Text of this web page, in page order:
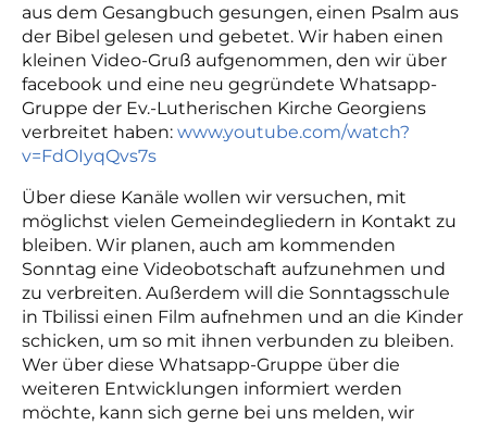
aus dem Gesangbuch gesungen, einen Psalm aus
der Bibel gelesen und gebetet. Wir haben einen
kleinen Video-Gruß aufgenommen, den wir über
facebook und eine neu gegründete Whatsapp-
Gruppe der Ev.-Lutherischen Kirche Georgiens
verbreitet haben: www.youtube.com/watch?
v=FdOIyqQvs7s
Über diese Kanäle wollen wir versuchen, mit
möglichst vielen Gemeindegliedern in Kontakt zu
bleiben. Wir planen, auch am kommenden
Sonntag eine Videobotschaft aufzunehmen und
zu verbreiten. Außerdem will die Sonntagsschule
in Tbilissi einen Film aufnehmen und an die Kinder
schicken, um so mit ihnen verbunden zu bleiben.
Wer über diese Whatsapp-Gruppe über die
weiteren Entwicklungen informiert werden
möchte, kann sich gerne bei uns melden, wir